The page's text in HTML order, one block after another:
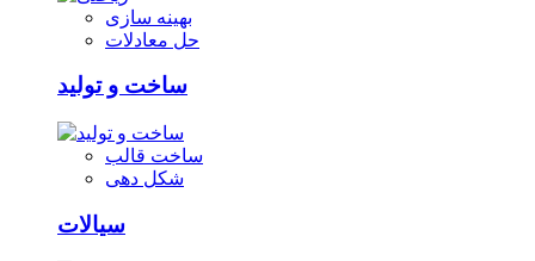
بهینه سازی
حل معادلات
ساخت و تولید
ساخت قالب
شکل دهی
سیالات